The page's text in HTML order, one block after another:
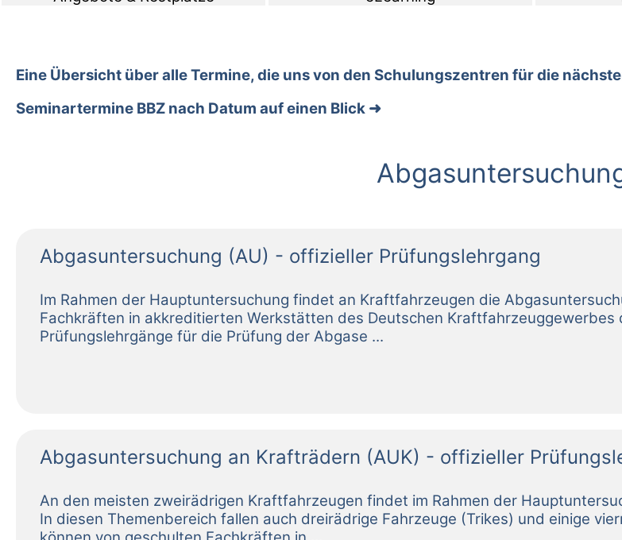
Eine Übersicht über alle Termine, die uns von den Schulungszentren für die
Seminartermine BBZ nach Datum auf einen Blick
Abgasuntersuchung (AU) - offizieller Prüfungslehrgang
Abgasuntersuchung an Krafträdern (AUK) - offizieller